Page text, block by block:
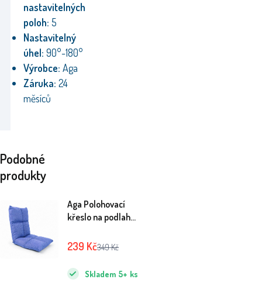
nastavitelných
poloh: 5
Nastavitelný
úhel: 90°-180°
Výrobce: Aga
Záruka: 24
měsíců
Podobné
produkty
Aga Polohovací
křeslo na podlahu
Modré
Skladem 5+ ks
239 Kč349Kč